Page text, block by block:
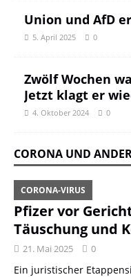
Union und AfD
5. April 2025 0
Zwölf Wochen
Jetzt klagt er
4. Oktober 2024 0
CORONA UND
Pfizer vor
Täuschung und
CORONA-VIRUS
21. Mai 2025 0
Ein juristischer